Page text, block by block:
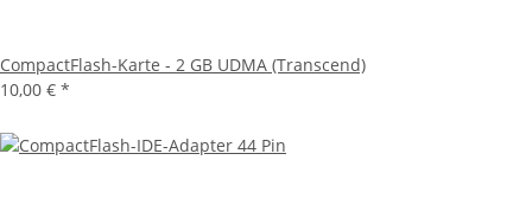
CompactFlash-Karte - 2 GB UDMA (Transcend)
10,00 € *